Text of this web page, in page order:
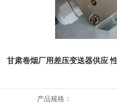
甘肃卷烟厂用差压变送器供应
产品规格：